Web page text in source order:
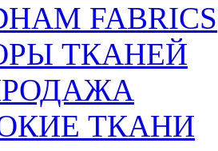
FABRICS
ТКАНЕЙ
ТКАНИ